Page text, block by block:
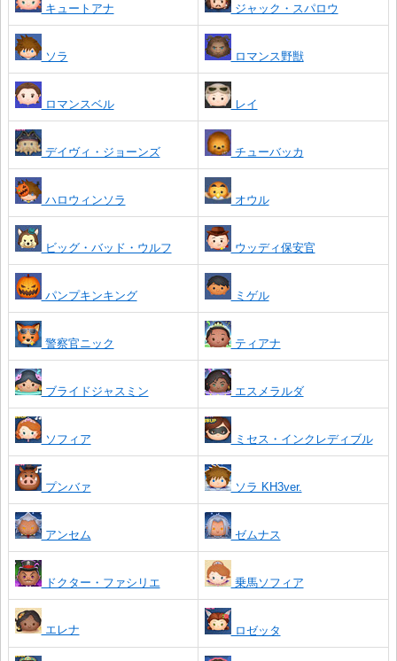
キュートアナ ジャック・スパロウ
ソラ ロマンス野獣
ロマンスベル レイ
デイヴィ・ジョーンズ チューバッカ
ハロウィンソラ オウル
ビッグ・バッド・ウルフ ウッディ保安官
パンプキンキング ミゲル
警察官ニック ティアナ
ブライドジャスミン エスメラルダ
ソフィア ミセス・インクレディブル
プンバァ ソラ KH3ver.
アンセム ゼムナス
ドクター・ファシリエ 乗馬ソフィア
エレナ ロゼッタ